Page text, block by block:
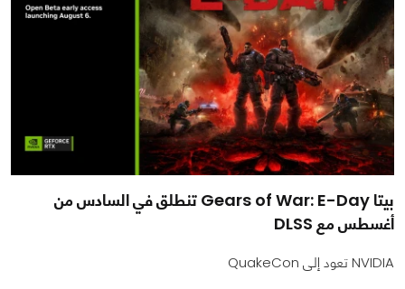
بيتا Gears of War: E-Day تنطلق في السادس من
أغسطس مع DLSS
NVIDIA تعود إلى QuakeCon